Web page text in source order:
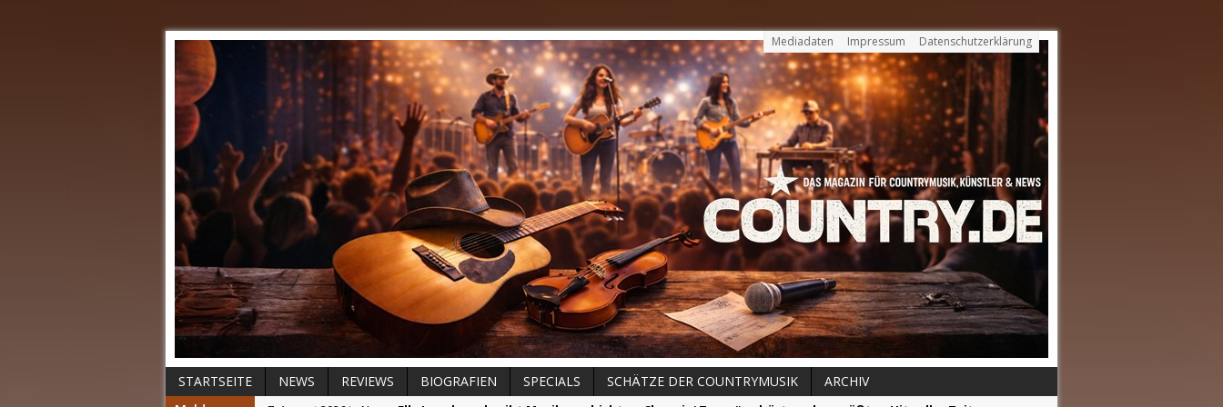
Mediadaten Impressum Datenschutzerklärung
STARTSEITE NEWS REVIEWS BIOGRAFIEN SPECIALS SCHÄTZE DER COUNTRYMUSIK
ARCHIV